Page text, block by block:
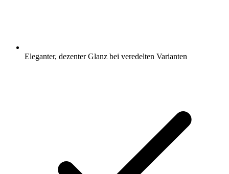
Eleganter, dezenter Glanz bei veredelten Varianten